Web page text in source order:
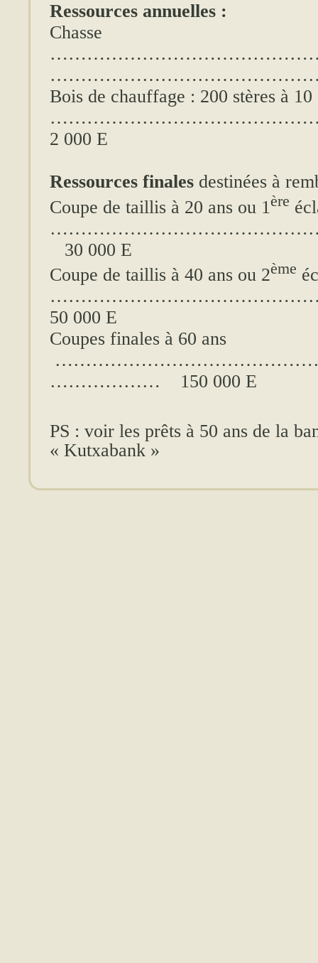
Ressources annuelles :
Chasse
Bois de chauffage : 200 stères à 10
2 000 E
Ressources finales destinées à
Coupe de taillis à 20 ans ou 1 ère
30 000 E
Coupe de taillis à 40 ans ou 2ème
50 000 E
Coupes finales à 60 ans
……………… 150 000 E
PS : voir les prêts à 50 ans de la
« Kutxabank »